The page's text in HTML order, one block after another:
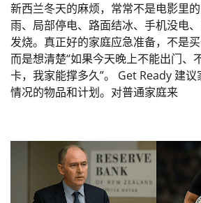
新西兰冬天的麻烦，常常不是电影里
雨、局部停电、路面结冰、手机没电
发烧。真正好的家庭应急准备，不是买
而是想清楚“如果今天晚上不能出门、
卡，我家能撑多久”。 Get Ready 建
情况的物品和计划。对普通家庭来